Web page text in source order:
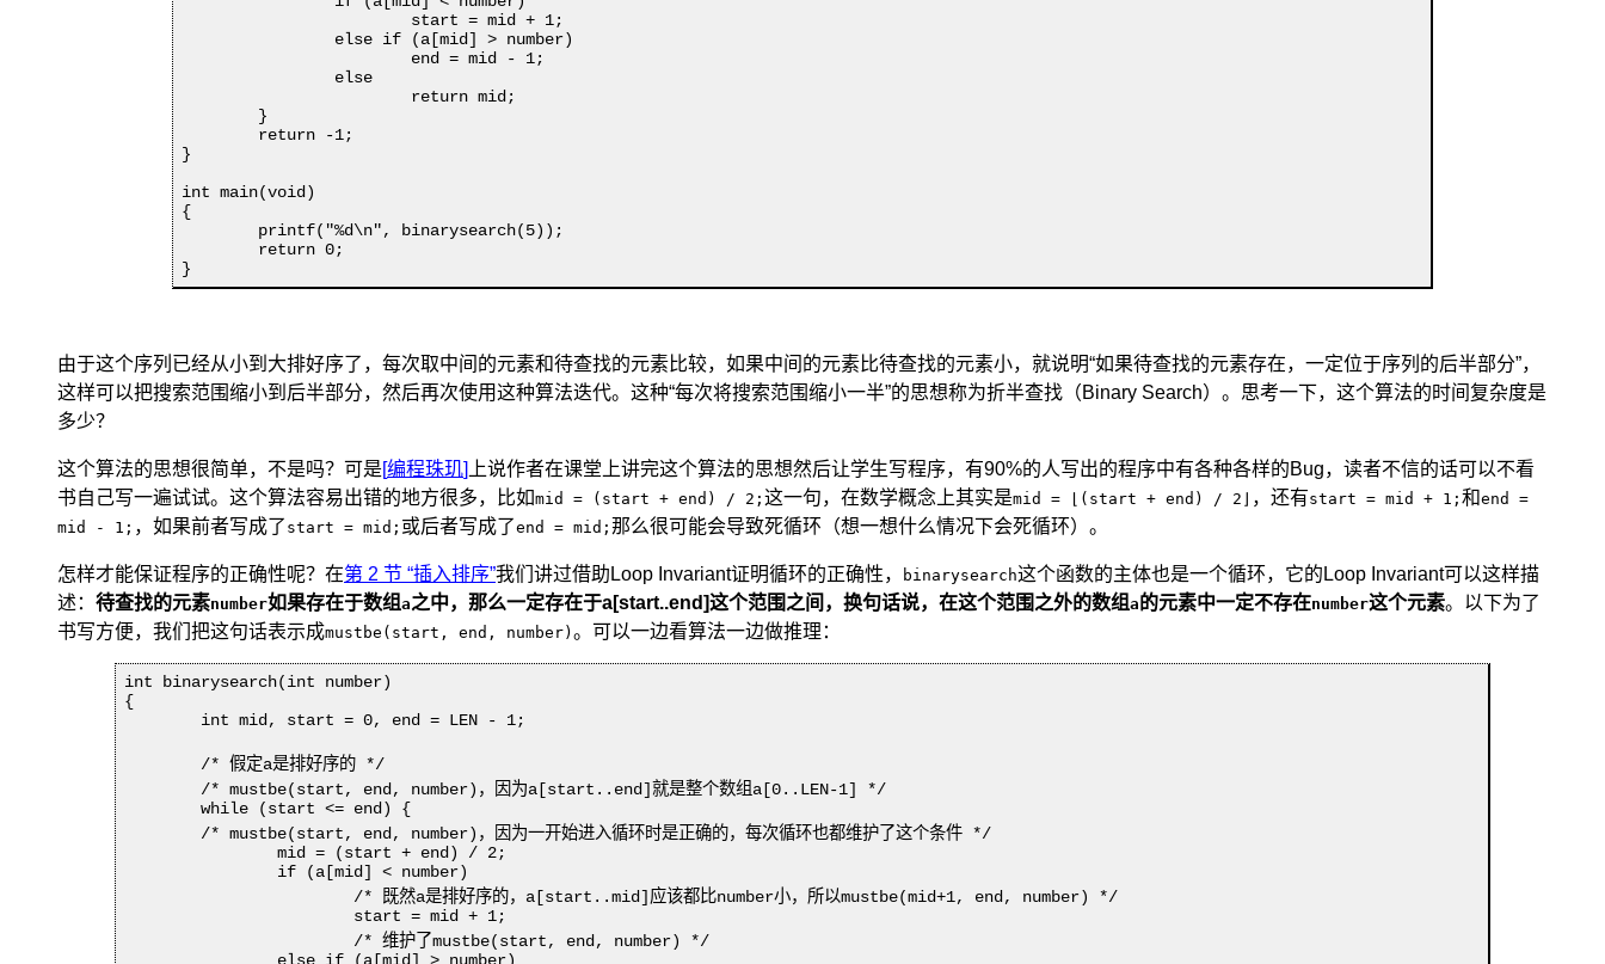
}
int main(void)
{
}
由于这个序列已经从小到大排好序了，每次取中间的元素和待查找的元素比较，如果中间的元素比待查找的元素小，就说明“如果待查找的元素存在，一定位于序列的后半部分”，
这样可以把搜索范围缩小到后半部分，然后再次使用这种算法迭代。这种“每次将搜索范围缩小一半”的思想称为折半查找（Binary Search） 。思考一下，这个算法的时间复杂度是
多少？
这个算法的思想很简单，不是吗？可是[编程珠玑] 上说作者在课堂上讲完这个算法的思想然后让学生写程序，有90%的人写出的程序中有各种各样的Bug，读者不信的话可以不看
书自己写一遍试试。这个算法容易出错的地方很多，比如mid = (start + end) / 2; 这一句，在数学概念上其实是mid = ⌊(start + end) / 2⌋ ，还有start = mid + 1; 和end =
mid - 1; ，如果前者写成了 start = mid; 或后者写成了end = mid; 那么很可能会导致死循环（想一想什么情况下会死循环）。
怎样才能保证程序的正确性呢？在第 2 节 “插入排序”我们讲过借助Loop Invariant证明循环的正确性， binarysearch这个函数的主体也是一个循环，它的Loop Invariant可以这样描
述： 待查找的元素number如果存在于数组 a之中，那么一定存在于a[start..end]这个范围之间，换句话说，在这个范围之外的数组 a的元素中一定不存在number这个元素。以下为了
书写方便，我们把这句话表示成mustbe(start, end, number) 。可以一边看算法一边做推理：
int binarysearch(int number)
{
	while (start <= end) {
		mid = (start + end) / 2;